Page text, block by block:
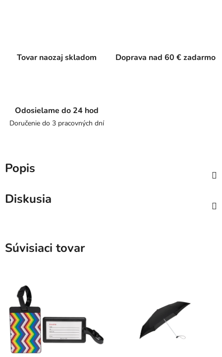
Tovar naozaj skladom Doprava nad 60 € zadarmo
Odosielame do 24 hod
Doručenie do 3 pracovných dní
Popis
Diskusia
Súvisiaci tovar